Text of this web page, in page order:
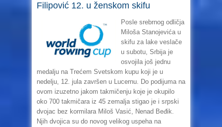
Filipović 12. u ženskom skifu
Posle srebrnog odličja
Miloša Stanojevića u
skifu za lake veslače
u subotu, Srbija je
osvojila još jednu
medalju na Trećem Svetskom kupu koji je u
nedelju, 12. jula završen u Lucernu. Do podijuma na
ovom izuzetno jakom takmičenju koje je okupilo
oko 700 takmičara iz 45 zemalja stigao je i srpski
dvojac bez kormilara Miloš Vasić, Nenad Beđik.
Njih dvojica su do novog velikog uspeha na